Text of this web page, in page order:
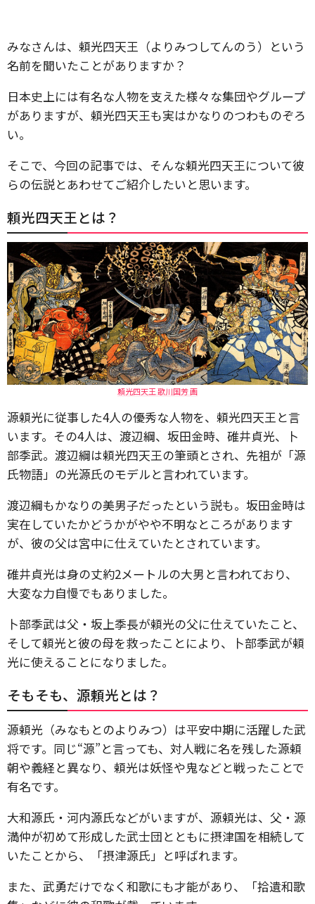
みなさんは、頼光四天王（よりみつしてんのう）という
名前を聞いたことがありますか？
日本史上には有名な人物を支えた様々な集団やグループ
がありますが、頼光四天王も実はかなりのつわものぞろ
い。
そこで、今回の記事では、そんな頼光四天王について彼
らの伝説とあわせてご紹介したいと思います。
頼光四天王とは？
頼光四天王 歌川国芳 画
源頼光に従事した4人の優秀な人物を、頼光四天王と言
います。その4人は、渡辺綱、坂田金時、碓井貞光、卜
部季武。渡辺綱は頼光四天王の筆頭とされ、先祖が「源
氏物語」の光源氏のモデルと言われています。
渡辺綱もかなりの美男子だったという説も。坂田金時は
実在していたかどうかがやや不明なところがあります
が、彼の父は宮中に仕えていたとされています。
碓井貞光は身の丈約2メートルの大男と言われており、
大変な力自慢でもありました。
卜部季武は父・坂上季長が頼光の父に仕えていたこと、
そして頼光と彼の母を救ったことにより、卜部季武が頼
光に使えることになりました。
そもそも、源頼光とは？
源頼光（みなもとのよりみつ）は平安中期に活躍した武
将です。同じ“源”と言っても、対人戦に名を残した源頼
朝や義経と異なり、頼光は妖怪や鬼などと戦ったことで
有名です。
大和源氏・河内源氏などがいますが、源頼光は、父・源
満仲が初めて形成した武士団とともに摂津国を相続して
いたことから、「摂津源氏」と呼ばれます。
また、武勇だけでなく和歌にも才能があり、「拾遺和歌